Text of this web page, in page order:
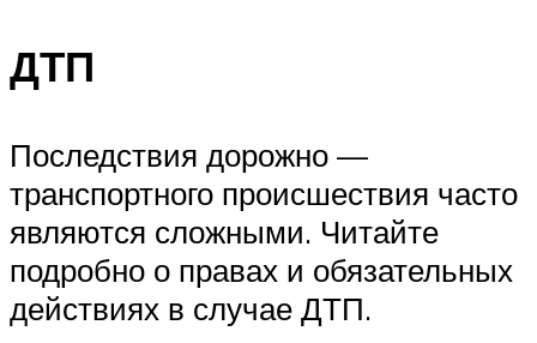
ДТП
Последствия дорожно —
транспортного происшествия часто
являются сложными. Читайте
подробно о правах и обязательных
действиях в случае ДТП.